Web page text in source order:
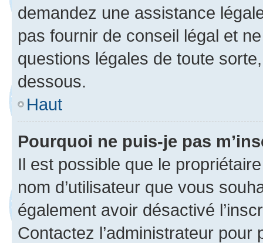
demandez une assistance
pas fournir de conseil légal et
questions légales de toute
dessous.
Haut
Pourquoi ne puis-je pas
Il est possible que le
nom d’utilisateur que vous
également avoir désactivé
Contactez l’administrateur